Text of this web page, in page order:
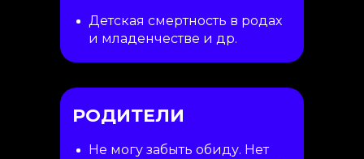
Не могу забыть обиду. Нет
Детская смертность в родах
и младенчестве и др.
РОДИТЕЛИ